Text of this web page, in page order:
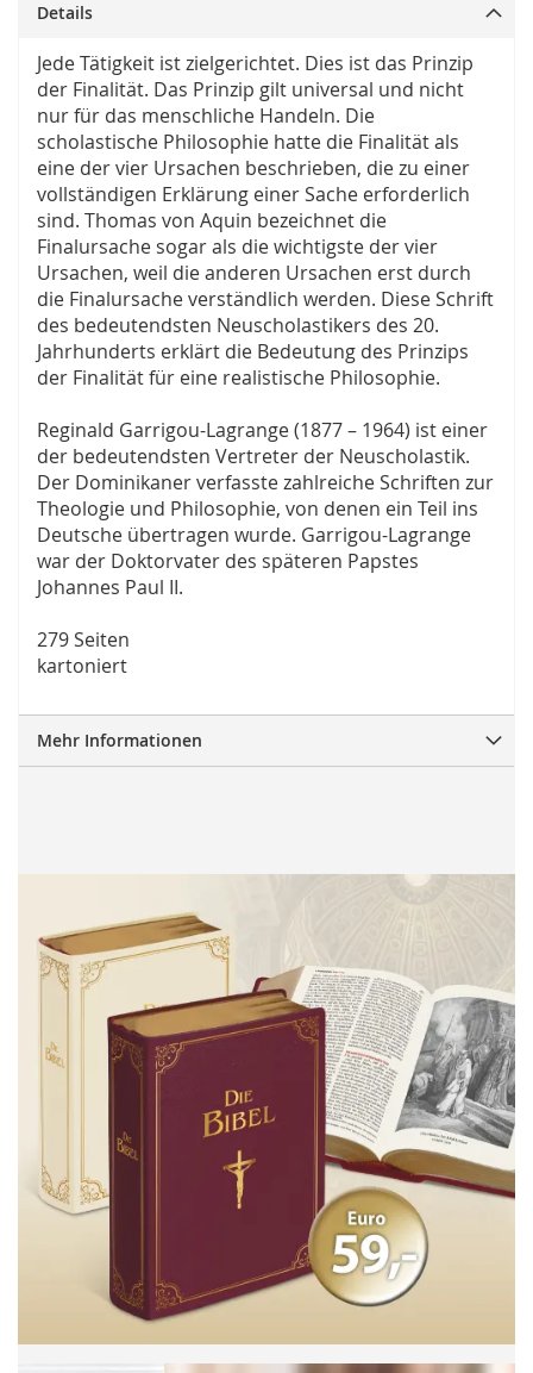
Details
Jede Tätigkeit ist zielgerichtet. Dies ist das Prinzip
der Finalität. Das Prinzip gilt universal und nicht
nur für das menschliche Handeln. Die
scholastische Philosophie hatte die Finalität als
eine der vier Ursachen beschrieben, die zu einer
vollständigen Erklärung einer Sache erforderlich
sind. Thomas von Aquin bezeichnet die
Finalursache sogar als die wichtigste der vier
Ursachen, weil die anderen Ursachen erst durch
die Finalursache verständlich werden. Diese Schrift
des bedeutendsten Neuscholastikers des 20.
Jahrhunderts erklärt die Bedeutung des Prinzips
der Finalität für eine realistische Philosophie.
Reginald Garrigou-Lagrange (1877 – 1964) ist einer
der bedeutendsten Vertreter der Neuscholastik.
Der Dominikaner verfasste zahlreiche Schriften zur
Theologie und Philosophie, von denen ein Teil ins
Deutsche übertragen wurde. Garrigou-Lagrange
war der Doktorvater des späteren Papstes
Johannes Paul II.
279 Seiten
kartoniert
Mehr Informationen